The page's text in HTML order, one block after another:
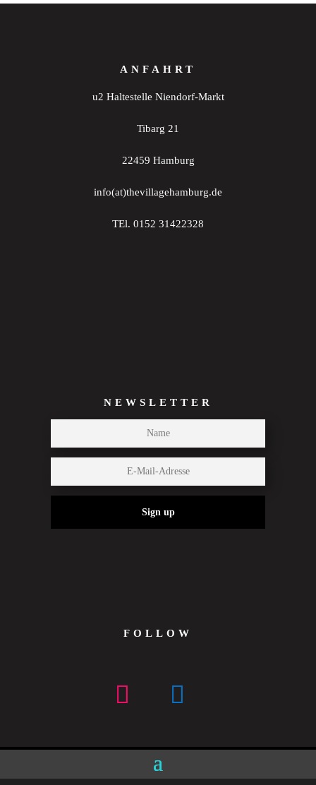
ANFAHRT
u2 Haltestelle Niendorf-Markt
Tibarg 21
22459 Hamburg
info(at)thevillagehamburg.de
TEl. 0152 31422328
NEWSLETTER
Sign up
FOLLOW